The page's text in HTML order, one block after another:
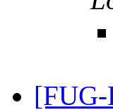
[FUG-